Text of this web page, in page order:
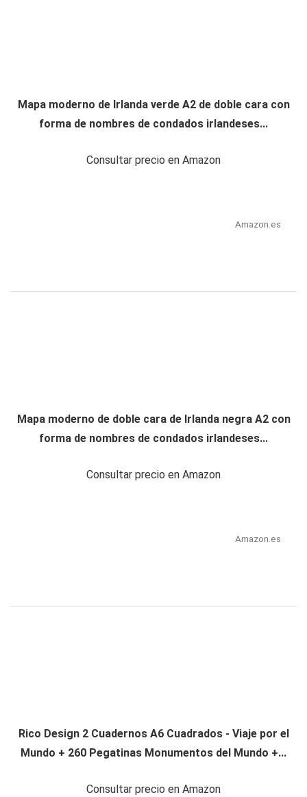
Mapa moderno de Irlanda verde A2 de doble cara con
forma de nombres de condados irlandeses...
Consultar precio en Amazon
Amazon.es
Mapa moderno de doble cara de Irlanda negra A2 con
forma de nombres de condados irlandeses...
Consultar precio en Amazon
Amazon.es
Rico Design 2 Cuadernos A6 Cuadrados - Viaje por el
Mundo + 260 Pegatinas Monumentos del Mundo +...
Consultar precio en Amazon